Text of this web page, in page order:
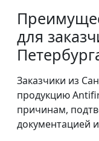
для
Заказчики из
продукцию
причинам,
документацией